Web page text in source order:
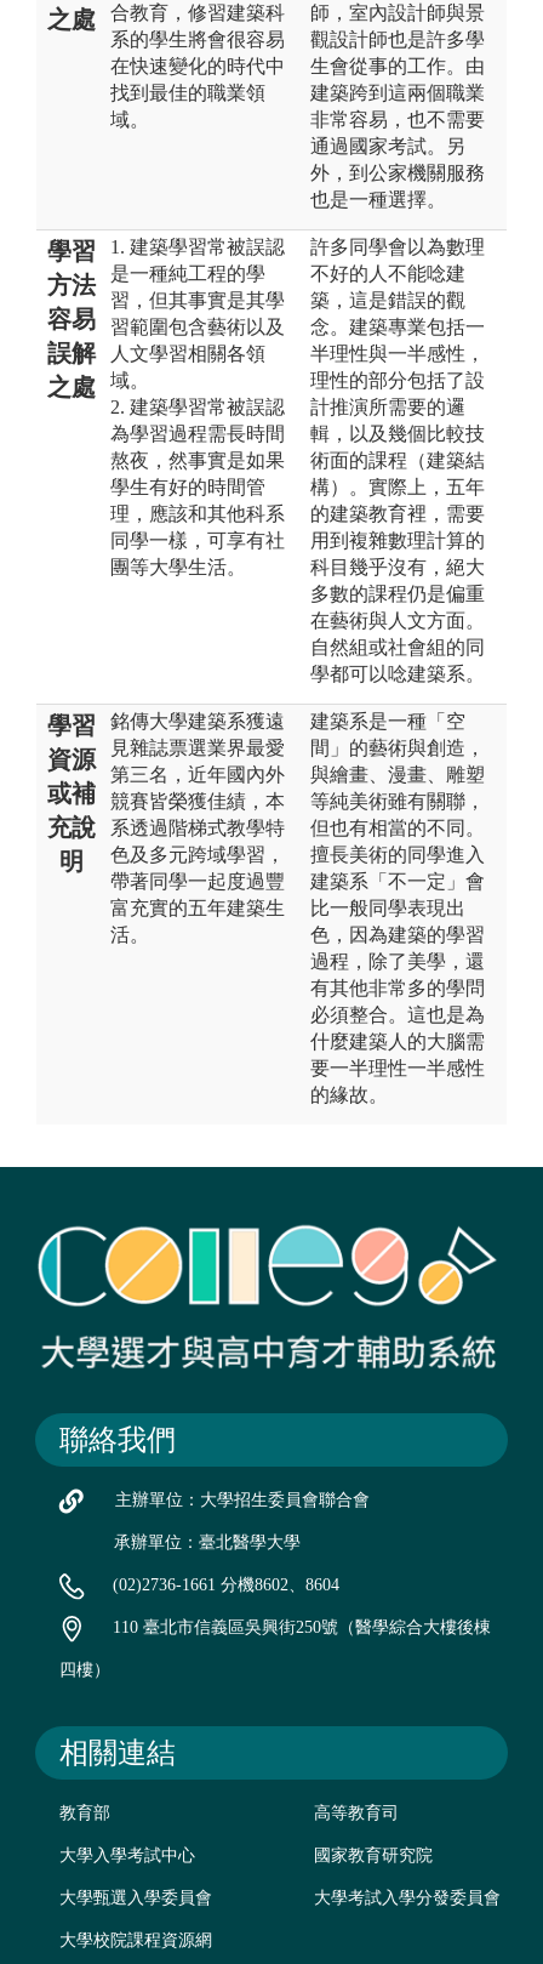
之處
合教育，修習建築科
系的學生將會很容易
在快速變化的時代中
找到最佳的職業領
域。
師，室內設計師與景
觀設計師也是許多學
生會從事的工作。由
建築跨到這兩個職業
非常容易，也不需要
通過國家考試。另
外，到公家機關服務
也是一種選擇。
學習
方法
容易
誤解
之處
1. 建築學習常被誤認
是一種純工程的學
習，但其事實是其學
習範圍包含藝術以及
人文學習相關各領
域。
2. 建築學習常被誤認
為學習過程需長時間
熬夜，然事實是如果
學生有好的時間管
理，應該和其他科系
同學一樣，可享有社
團等大學生活。
許多同學會以為數理
不好的人不能唸建
築，這是錯誤的觀
念。建築專業包括一
半理性與一半感性，
理性的部分包括了設
計推演所需要的邏
輯，以及幾個比較技
術面的課程（建築結
構）。實際上，五年
的建築教育裡，需要
用到複雜數理計算的
科目幾乎沒有，絕大
多數的課程仍是偏重
在藝術與人文方面。
自然組或社會組的同
學都可以唸建築系。
學習
資源
或補
充說
明
銘傳大學建築系獲遠
見雜誌票選業界最愛
第三名，近年國內外
競賽皆榮獲佳績，本
系透過階梯式教學特
色及多元跨域學習，
帶著同學一起度過豐
富充實的五年建築生
活。
建築系是一種「空
間」的藝術與創造，
與繪畫、漫畫、雕塑
等純美術雖有關聯，
但也有相當的不同。
擅長美術的同學進入
建築系「不一定」會
比一般同學表現出
色，因為建築的學習
過程，除了美學，還
有其他非常多的學問
必須整合。這也是為
什麼建築人的大腦需
要一半理性一半感性
的緣故。
聯絡我們
主辦單位：大學招生委員會聯合會
承辦單位：臺北醫學大學
(02)2736-1661 分機8602、8604
110 臺北市信義區吳興街250號（醫學綜合大樓後棟
四樓）
相關連結
教育部 高等教育司
大學入學考試中心 國家教育研究院
大學甄選入學委員會 大學考試入學分發委員會
大學校院課程資源網